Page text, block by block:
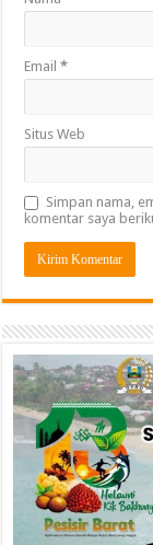
Email*
Situs Web
Simpan nama,
komentar saya